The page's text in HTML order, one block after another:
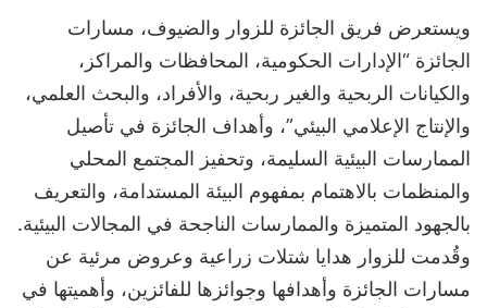
ويستعرض فريق الجائزة للزوار والضيوف، مسارات
الجائزة “الإدارات الحكومية، المحافظات والمراكز،
والكيانات الربحية والغير ربحية، والأفراد، والبحث العلمي،
والإنتاج الإعلامي البيئي”، وأهداف الجائزة في تأصيل
الممارسات البيئية السليمة، وتحفيز المجتمع المحلي
والمنظمات بالاهتمام بمفهوم البيئة المستدامة، والتعريف
بالجهود المتميزة والممارسات الناجحة في المجالات البيئية.
وقُدمت للزوار هدايا شتلات زراعية وعروض مرئية عن
مسارات الجائزة وأهدافها وجوائزها للفائزين، وأهميتها في